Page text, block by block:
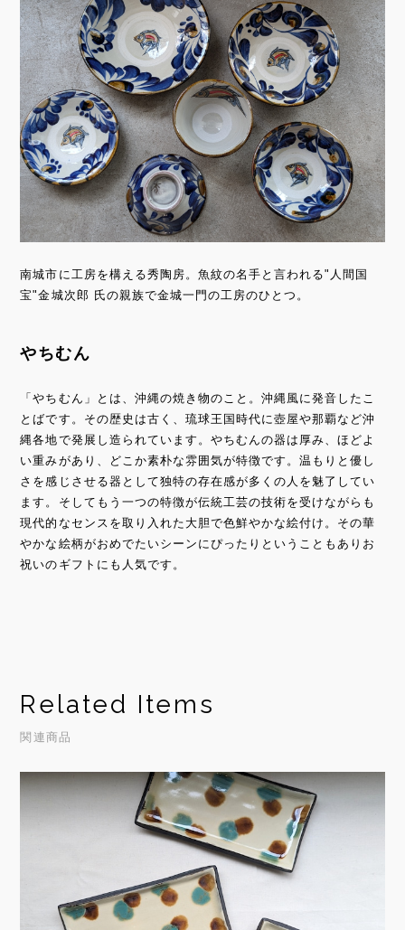
南城市に工房を構える秀陶房。魚紋の名手と言われる"人間国
宝"金城次郎 氏の親族で金城一門の工房のひとつ。
やちむん
「やちむん」とは、沖縄の焼き物のこと。沖縄風に発音したこ
とばです。その歴史は古く、琉球王国時代に壺屋や那覇など沖
縄各地で発展し造られています。やちむんの器は厚み、ほどよ
い重みがあり、どこか素朴な雰囲気が特徴です。温もりと優し
さを感じさせる器として独特の存在感が多くの人を魅了してい
ます。そしてもう一つの特徴が伝統工芸の技術を受けながらも
現代的なセンスを取り入れた大胆で色鮮やかな絵付け。その華
やかな絵柄がおめでたいシーンにぴったりということもありお
祝いのギフトにも人気です。
Related Items
関連商品